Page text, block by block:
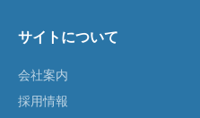
サイトについて
会社案内
採用情報